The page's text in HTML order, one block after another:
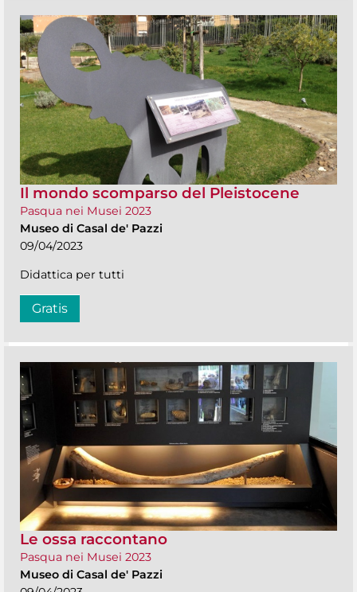
Il mondo scomparso del Pleistocene
Pasqua nei Musei 2023
Museo di Casal de' Pazzi
09/04/2023
Didattica per tutti
Gratis
Le ossa raccontano
Pasqua nei Musei 2023
Museo di Casal de' Pazzi